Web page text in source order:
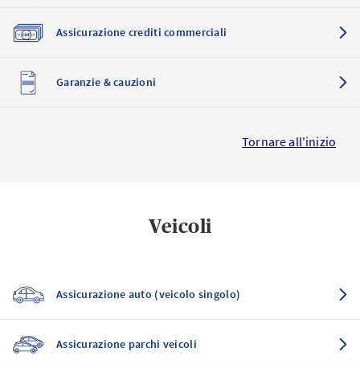
Assicurazione crediti commerciali
Garanzie & cauzioni
Tornare all'inizio
Veicoli
Assicurazione auto (veicolo singolo)
Assicurazione parchi veicoli